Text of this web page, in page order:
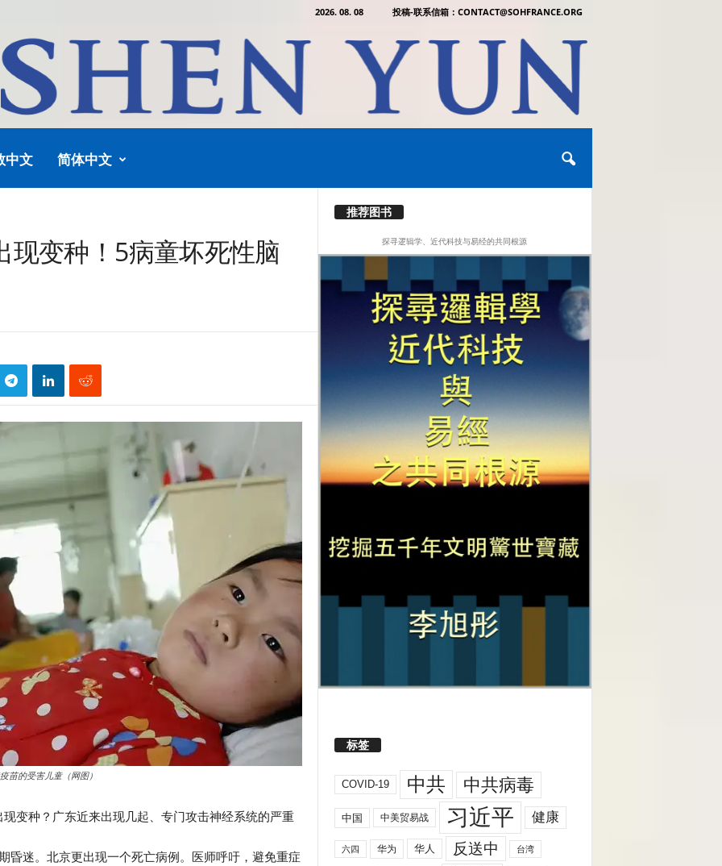
2026. 08. 08 投稿-联系信箱：CONTACT@SOHFRANCE.ORG
中文 简体中文
现变种！5病童坏死性脑
苗的受害儿童（网图）
变种？广东近来出现几起、专门攻击神经系统的严重
昏迷。北京更出现一个死亡病例。医师呼吁，避免重症
推荐图书
探寻逻辑学、近代科技与易经的共同根源
标签
COVID-19 中共 中共病毒
中国 中美贸易战 习近平 健康
六四 华为 华人 反送中 台湾